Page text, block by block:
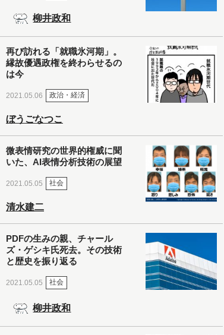
柳井政和
再び訪れる「就職氷河期」。
縁故優遇政権を終わらせるの
は今
2021.05.06 政治・経済
ぼうごなつこ
微表情研究の世界的権威に聞
いた、AI表情分析技術の展望
2021.05.05 社会
清水建二
PDFの生みの親、チャール
ズ・ゲシキ氏死去。その技術
と歴史を振り返る
2021.05.05 社会
柳井政和